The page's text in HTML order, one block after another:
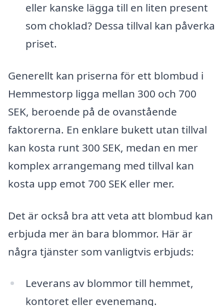
eller kanske lägga till en liten present
som choklad? Dessa tillval kan påverka
priset.
Generellt kan priserna för ett blombud i
Hemmestorp ligga mellan 300 och 700
SEK, beroende på de ovanstående
faktorerna. En enklare bukett utan tillval
kan kosta runt 300 SEK, medan en mer
komplex arrangemang med tillval kan
kosta upp emot 700 SEK eller mer.
Det är också bra att veta att blombud kan
erbjuda mer än bara blommor. Här är
några tjänster som vanligtvis erbjuds:
Leverans av blommor till hemmet,
kontoret eller evenemang.